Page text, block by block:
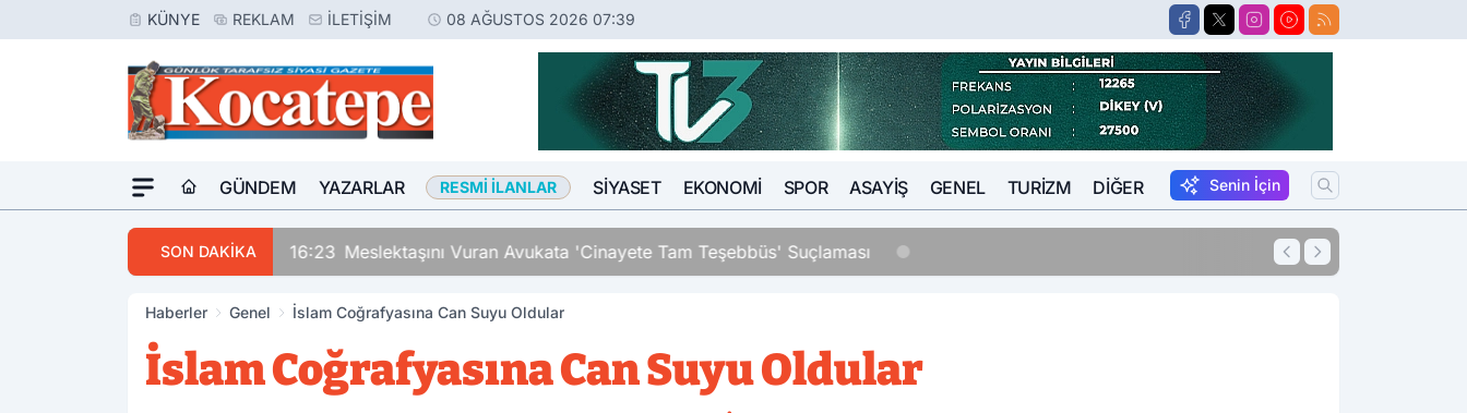
KÜNYE REKLAM İLETIŞIM 08 AĞUSTOS 2026 07:39
GÜNDEM YAZARLAR RESMI İLANLAR SIYASET EKONOMI SPOR ASAYIŞ GENEL TURIZM DIĞER Senin İçin
SON DAKİKA 16:23 Meslektaşını Vuran Avukata 'Cinayete Tam Teşebbüs' Suçlaması 11:54
Haberler Genel İslam Coğrafyasına Can Suyu Oldular
İslam Coğrafyasına Can Suyu Oldular